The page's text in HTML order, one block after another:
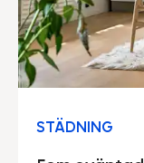
STÄDNING